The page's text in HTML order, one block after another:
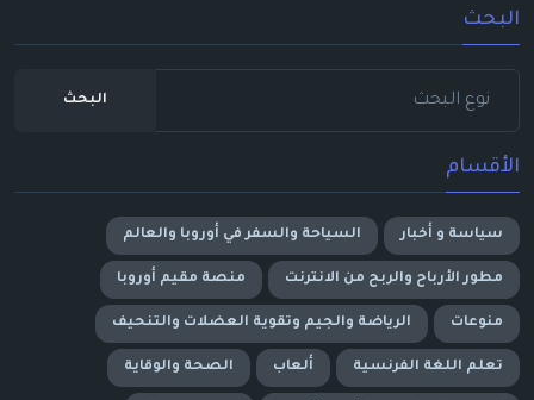
البحث
البحث
الأقسام
سياسة و أخبار السياحة والسفر في أوروبا والعالم
مطور الأرباح والربح من الانترنت منصة مقيم أوروبا
منوعات الرياضة والجيم وتقوية العضلات والتنحيف
تعلم اللغة الفرنسية ألعاب الصحة والوقاية